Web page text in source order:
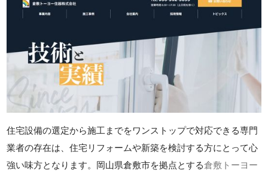
住宅設備の選定から施工までをワンストップで対応できる専門
業者の存在は、住宅リフォームや新築を検討する方にとって心
強い味方となります。岡山県倉敷市を拠点とする倉敷トーヨー